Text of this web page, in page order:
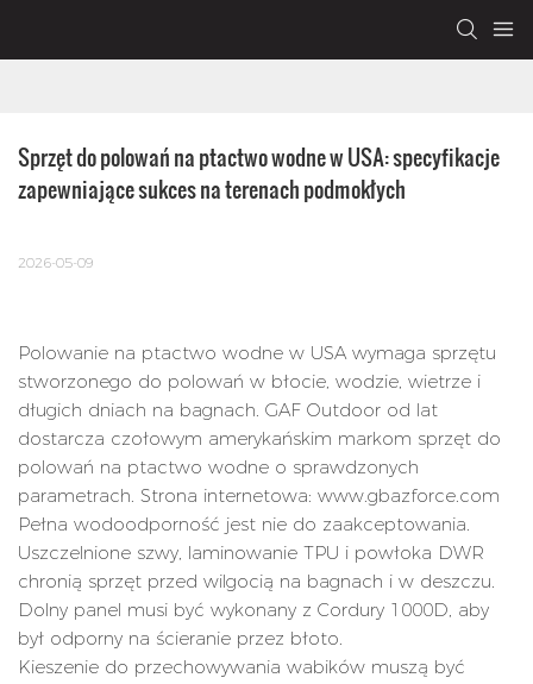
Sprzęt do polowań na ptactwo wodne w USA: specyfikacje
zapewniające sukces na terenach podmokłych
2026-05-09
Polowanie na ptactwo wodne w USA wymaga sprzętu
stworzonego do polowań w błocie, wodzie, wietrze i
długich dniach na bagnach. GAF Outdoor od lat
dostarcza czołowym amerykańskim markom sprzęt do
polowań na ptactwo wodne o sprawdzonych
parametrach. Strona internetowa: www.gbazforce.com
Pełna wodoodporność jest nie do zaakceptowania.
Uszczelnione szwy, laminowanie TPU i powłoka DWR
chronią sprzęt przed wilgocią na bagnach i w deszczu.
Dolny panel musi być wykonany z Cordury 1000D, aby
był odporny na ścieranie przez błoto.
Kieszenie do przechowywania wabików muszą być